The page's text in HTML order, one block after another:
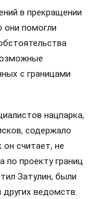
в прекращении
они помогли
с границами
нацпарка,
содержало
он считает, не
по проекту границ
Затулин, были
ведомств.